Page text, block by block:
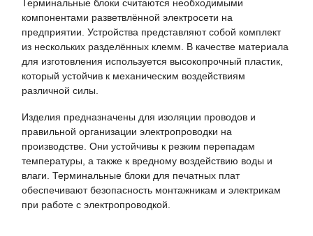
Терминальные блоки считаются необходимыми
компонентами разветвлённой электросети на
предприятии. Устройства представляют собой комплект
из нескольких разделённых клемм. В качестве материала
для изготовления используется высокопрочный пластик,
который устойчив к механическим воздействиям
различной силы.
Изделия предназначены для изоляции проводов и
правильной организации электропроводки на
производстве. Они устойчивы к резким перепадам
температуры, а также к вредному воздействию воды и
влаги. Терминальные блоки для печатных плат
обеспечивают безопасность монтажникам и электрикам
при работе с электропроводкой.